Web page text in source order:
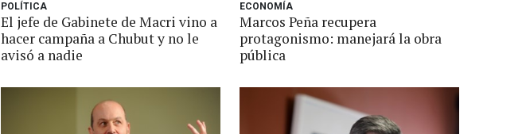
POLÍTICA
El jefe de Gabinete de Macri vino a
hacer campaña a Chubut y no le
avisó a nadie
ECONOMÍA
Marcos Peña recupera
protagonismo: manejará la obra
pública